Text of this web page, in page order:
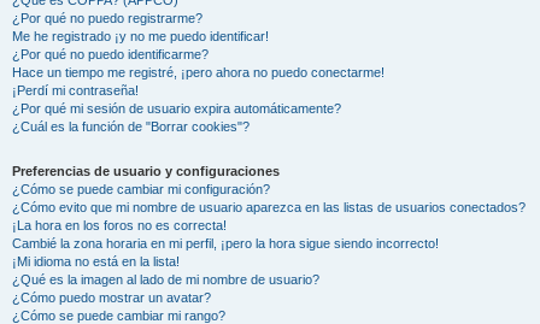
¿Por qué no puedo registrarme?
Me he registrado ¡y no me puedo identificar!
¿Por qué no puedo identificarme?
Hace un tiempo me registré, ¡pero ahora no puedo conectarme!
¡Perdí mi contraseña!
¿Por qué mi sesión de usuario expira automáticamente?
¿Cuál es la función de "Borrar cookies"?
Preferencias de usuario y configuraciones
¿Cómo se puede cambiar mi configuración?
¿Cómo evito que mi nombre de usuario aparezca en las listas de usuarios conectados?
¡La hora en los foros no es correcta!
Cambié la zona horaria en mi perfil, ¡pero la hora sigue siendo incorrecto!
¡Mi idioma no está en la lista!
¿Qué es la imagen al lado de mi nombre de usuario?
¿Cómo puedo mostrar un avatar?
¿Cómo se puede cambiar mi rango?